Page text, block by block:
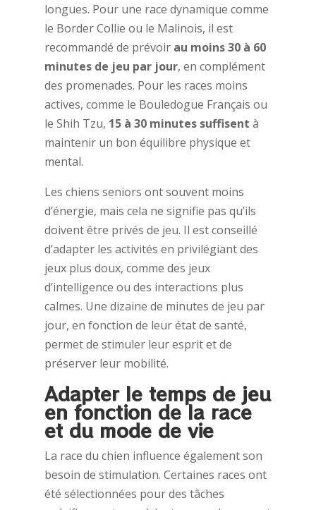
longues. Pour une race dynamique comme
le Border Collie ou le Malinois, il est
recommandé de prévoir au moins 30 à 60
minutes de jeu par jour, en complément
des promenades. Pour les races moins
actives, comme le Bouledogue Français ou
le Shih Tzu, 15 à 30 minutes suffisent à
maintenir un bon équilibre physique et
mental.
Les chiens seniors ont souvent moins
d’énergie, mais cela ne signifie pas qu’ils
doivent être privés de jeu. Il est conseillé
d’adapter les activités en privilégiant des
jeux plus doux, comme des jeux
d’intelligence ou des interactions plus
calmes. Une dizaine de minutes de jeu par
jour, en fonction de leur état de santé,
permet de stimuler leur esprit et de
préserver leur mobilité.
Adapter le temps de jeu
en fonction de la race
et du mode de vie
La race du chien influence également son
besoin de stimulation. Certaines races ont
été sélectionnées pour des tâches